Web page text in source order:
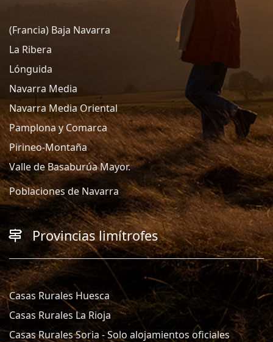
(Francia) Baja Navarra
La Ribera
Lónguida
Navarra Media
Navarra Media Oriental
Pamplona y Comarca
Pirineo-Montaña
Valle de Basaburúa Mayor.
Poblaciones de Navarra
Provincias limítrofes
Casas Rurales Huesca
Casas Rurales La Rioja
Casas Rurales Soria - Solo alojamientos oficiales